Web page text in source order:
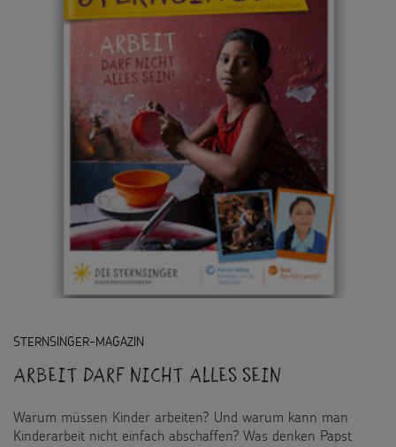
STERNSINGER-MAGAZIN
Arbeit darf nicht alles sein
Warum müssen Kinder arbeiten? Und warum kann man
Kinderarbeit nicht einfach abschaffen? Was denken Papst